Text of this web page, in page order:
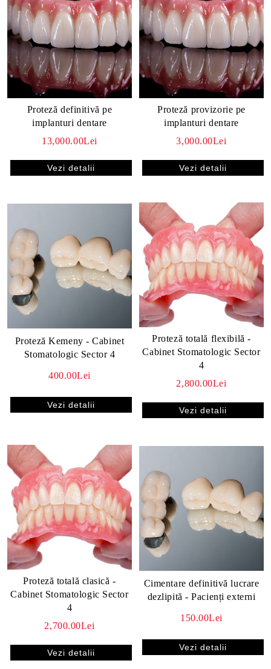
Proteză definitivă pe
implanturi dentare
13,000.00Lei
Vezi detalii
Proteză provizorie pe
implanturi dentare
3,000.00Lei
Vezi detalii
Proteză Kemeny - Cabinet
Stomatologic Sector 4
400.00Lei
Vezi detalii
Proteză totală flexibilă -
Cabinet Stomatologic Sector
4
2,800.00Lei
Vezi detalii
Proteză totală clasică -
Cabinet Stomatologic Sector
4
2,700.00Lei
Vezi detalii
Cimentare definitivă lucrare
dezlipită - Pacienți externi
150.00Lei
Vezi detalii